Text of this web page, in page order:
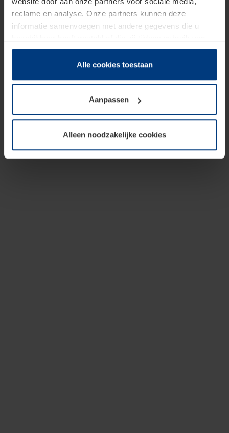
reclame en analyse. Onze partners kunnen deze
informatie samenvoegen met andere gegevens die u
hun diensten hebben verzameld.
Juridisch hebben wij het recht om cookies op uw
van deze pagina's absoluut vereist is. Voor alle andere
soorten cookies is uw toestemming benodigd. Uw
toestemming kunt u op elk moment bij de uitleg van de
wijzigen of herroepen.
Alle cookies toestaan
Aanpassen
Alleen noodzakelijke cookies